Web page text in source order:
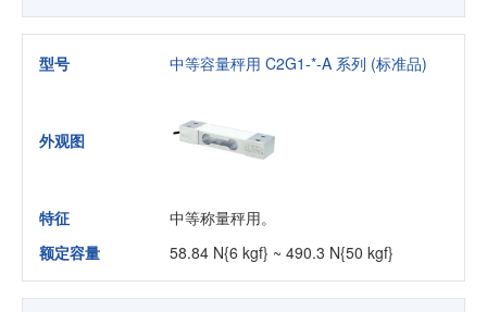
型号 中等容量秤用 C2G1-*-A 系列 (标准品)
外观图
特征
中等称量秤用。
额定容量
58.84 N{6 kgf} ~ 490.3 N{50 kgf}